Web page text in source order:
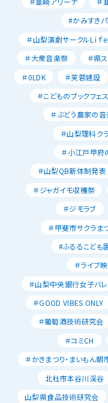
#かみすき
＃山梨演劇サークルLｉｆｅ
＃大衆音楽祭
＃県
＃0LDK
＃芙蓉建設
＃こどものブックフェ
＃ぶどう農家の
＃山梨理科ク
＃小江戸甲府
＃山梨QB新体制発表
＃ジャガイモ収穫祭
＃ジモラブ
＃甲斐市サクラま
#ふるるこども
＃ライブ
＃山梨中央銀行女子バ
＃GOOD VIBES ONLY
＃葡萄酒技術研究会
＃コミCH
＃かきまつり・まいもん朝
北杜市本谷川渓谷
山梨県食品技術研究会